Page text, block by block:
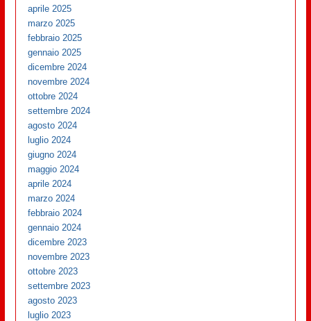
aprile 2025
marzo 2025
febbraio 2025
gennaio 2025
dicembre 2024
novembre 2024
ottobre 2024
settembre 2024
agosto 2024
luglio 2024
giugno 2024
maggio 2024
aprile 2024
marzo 2024
febbraio 2024
gennaio 2024
dicembre 2023
novembre 2023
ottobre 2023
settembre 2023
agosto 2023
luglio 2023